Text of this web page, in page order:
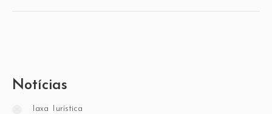
Notícias
Taxa Turística